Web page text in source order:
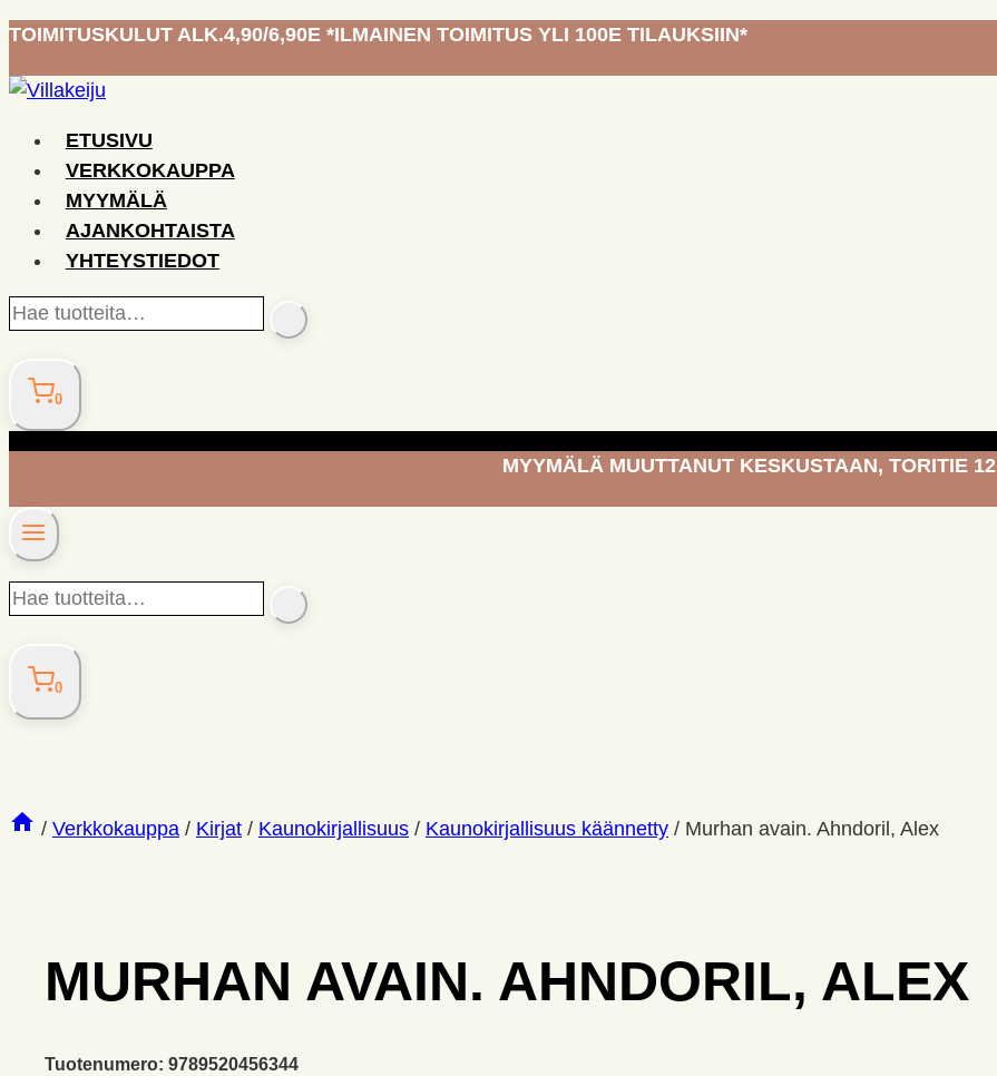
Siirry
TOIMITUSKULUT ALK.4,90/6,90E *ILMAINEN TOIMITUS YLI 100E TILAUKSIIN*
ETUSIVU
VERKKOKAUPPA
MYYMÄLÄ
AJANKOHTAISTA
YHTEYSTIEDOT
Hae
SEARCH
0
MYYMÄLÄ MUUTTANUT KESKUSTAAN, TORITIE 12
Hae
SEARCH
0
/ Verkkokauppa / Kirjat / Kaunokirjallisuus / Kaunokirjallisuus käännetty / Murhan avain. Ahndoril, Alex
MURHAN AVAIN. AHNDORIL, ALEX
Tuotenumero: 9789520456344